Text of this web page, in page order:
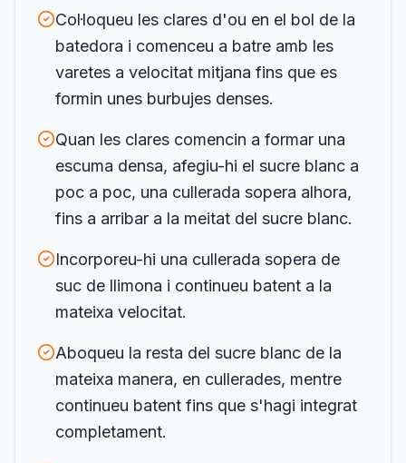
Col·loqueu les clares d'ou en el bol de la
batedora i comenceu a batre amb les
varetes a velocitat mitjana fins que es
formin unes burbujes denses.
Quan les clares comencin a formar una
escuma densa, afegiu-hi el sucre blanc a
poc a poc, una cullerada sopera alhora,
fins a arribar a la meitat del sucre blanc.
Incorporeu-hi una cullerada sopera de
suc de llimona i continueu batent a la
mateixa velocitat.
Aboqueu la resta del sucre blanc de la
mateixa manera, en cullerades, mentre
continueu batent fins que s'hagi integrat
completament.